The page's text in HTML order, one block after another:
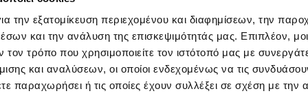
την εξατομίκευση περιεχομένου και διαφημίσεων, την
και την ανάλυση της επισκεψιμότητάς μας. Επιπλέον,
τρόπο που χρησιμοποιείτε τον ιστότοπό μας με
και αναλύσεων, οι οποίοι ενδεχομένως να τις
παραχωρήσει ή τις οποίες έχουν συλλέξει σε σχέση με την
Политика На